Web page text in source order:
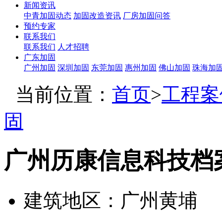
新闻资讯
中青加固动态 加固改造资讯 厂房加固问答
预约专家
联系我们
联系我们 人才招聘
广东加固
广州加固 深圳加固 东莞加固 惠州加固 佛山加固 珠海加
当前位置： 首页>工程
固
广州历康信息科技
建筑地区： 广州黄埔